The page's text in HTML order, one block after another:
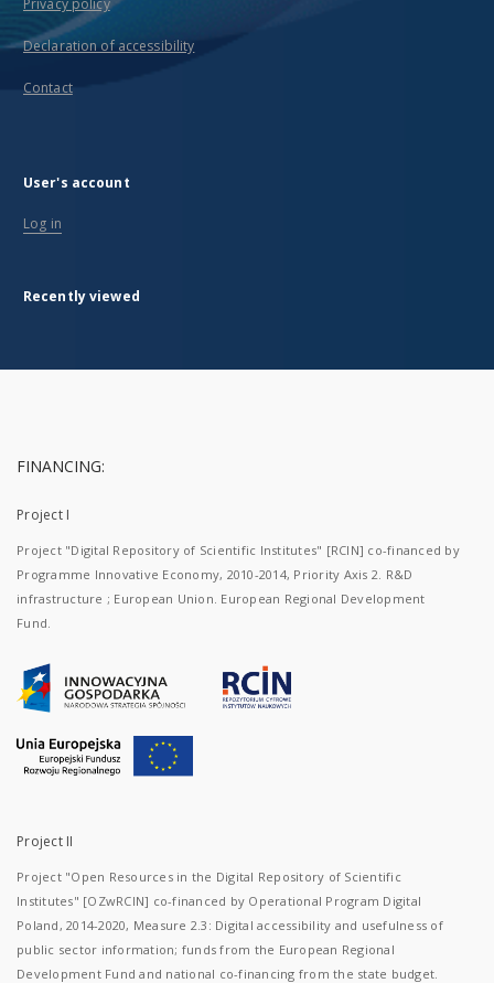
Privacy policy
Declaration of accessibility
Contact
User's account
Log in
Recently viewed
FINANCING:
Project I
Project "Digital Repository of Scientific Institutes" [RCIN] co-financed by
Programme Innovative Economy, 2010-2014, Priority Axis 2. R&D
infrastructure ; European Union. European Regional Development
Fund.
Project II
Project "Open Resources in the Digital Repository of Scientific
Institutes" [OZwRCIN] co-financed by Operational Program Digital
Poland, 2014-2020, Measure 2.3: Digital accessibility and usefulness of
public sector information; funds from the European Regional
Development Fund and national co-financing from the state budget.